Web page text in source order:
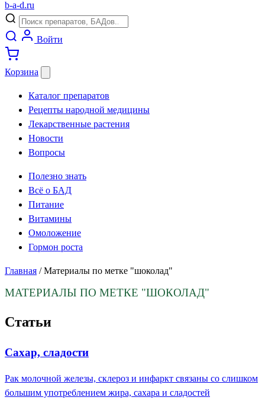
b-a-d.ru
Войти
Корзина
Каталог препаратов
Рецепты народной медицины
Лекарственные растения
Новости
Вопросы
Полезно знать
Всё о БАД
Питание
Витамины
Омоложение
Гормон роста
Главная / Материалы по метке "шоколад"
МАТЕРИАЛЫ ПО МЕТКЕ "ШОКОЛАД"
Статьи
Сахар, сладости
Рак молочной железы, склероз и инфаркт связаны со слишком
большим употреблением жира, сахара и сладостей